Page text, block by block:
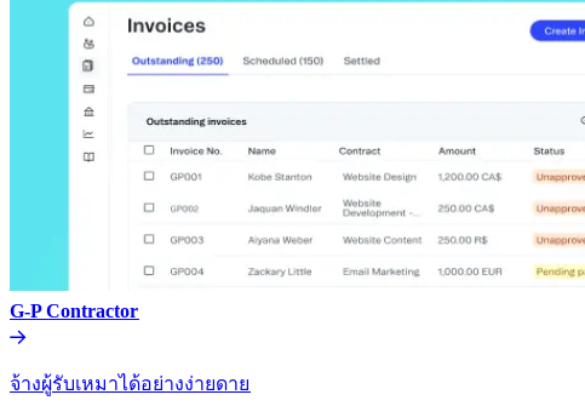
G-P Contractor​​
จ้างผู้รับเหมาได้อย่างง่ายดาย​​